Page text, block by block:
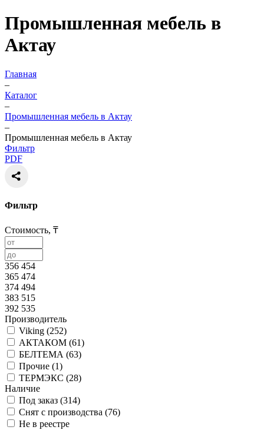
Промышленная мебель в
Актау
Главная
–
Каталог
–
Промышленная мебель в Актау
–
Промышленная мебель в Актау
Фильтр
PDF
Фильтр
Стоимость, ₸
356 454
365 474
374 494
383 515
392 535
Производитель
Viking (252)
АКТАКОМ (61)
БЕЛТЕМА (63)
Прочие (1)
ТЕРМЭКС (28)
Наличие
Под заказ (314)
Снят с производства (76)
Не в реестре